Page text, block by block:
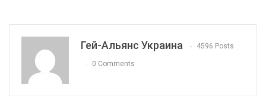
Гей-Альянс Украина 4596 Posts
0 Comments